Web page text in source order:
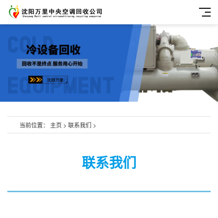
当前位置： 主页 > 联系我们 >
联系我们